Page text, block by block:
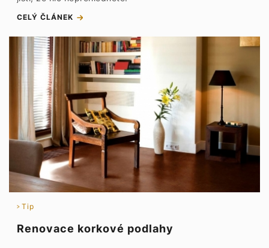
CELÝ ČLÁNEK
Tip
Renovace korkové podlahy